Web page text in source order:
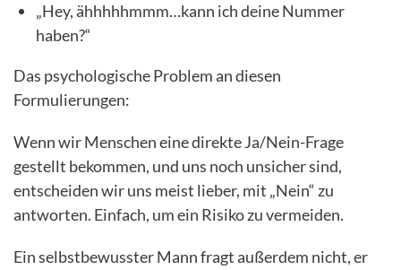
„Hey, ähhhhhmmm…kann ich deine Nummer
haben?“
Das psychologische Problem an diesen
Formulierungen:
Wenn wir Menschen eine direkte Ja/Nein-Frage
gestellt bekommen, und uns noch unsicher sind,
entscheiden wir uns meist lieber, mit „Nein“ zu
antworten. Einfach, um ein Risiko zu vermeiden.
Ein selbstbewusster Mann fragt außerdem nicht, er